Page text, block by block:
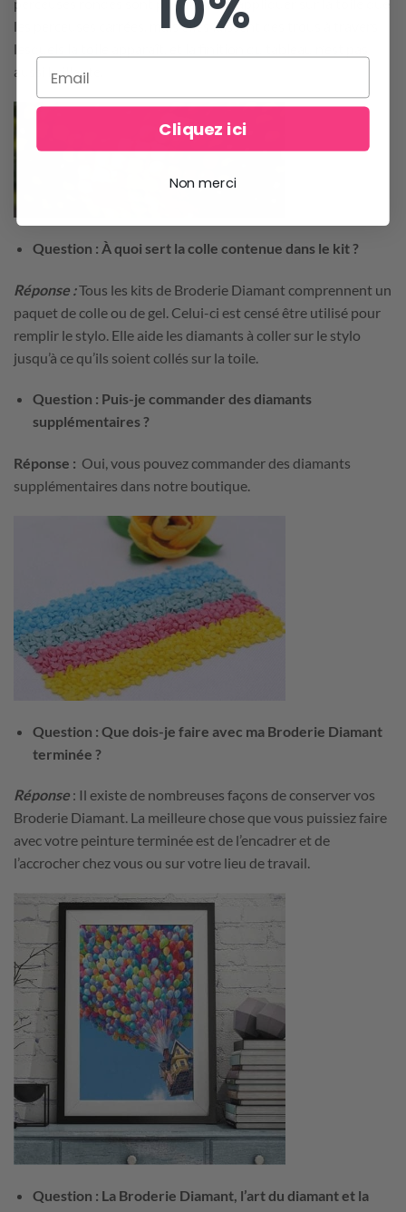
les perceuses carrées, mais elles laissent des trous à travers
lesquels la toile apparaît, et la finition du tableau n’est pas
aussi brillante.
Question : À quoi sert la colle contenue dans le kit ?
Réponse :Tous les kits de Broderie Diamant comprennent un
paquet de colle ou de gel. Celui-ci est censé être utilisé pour
remplir le stylo. Elle aide les diamants à coller sur le stylo
jusqu’à ce qu’ils soient collés sur la toile.
Question : Puis-je commander des diamants
supplémentaires ?
Réponse : Oui, vous pouvez commander des diamants
supplémentaires dans notre boutique.
Question : Que dois-je faire avec ma Broderie Diamant
terminée ?
Réponse : Il existe de nombreuses façons de conserver vos
Broderie Diamant. La meilleure chose que vous puissiez faire
avec votre peinture terminée est de l’encadrer et de
l’accrocher chez vous ou sur votre lieu de travail.
Question : La Broderie Diamant, l’art du diamant et la
Cliquez ici
Non merci